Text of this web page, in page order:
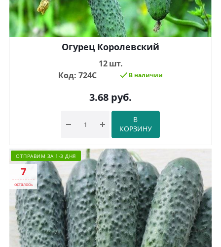
Огурец Королевский
12 шт.
Код: 724С
В наличии
3.68 руб.
В
КОРЗИНУ
ОТПРАВИМ ЗА 1-3 ДНЯ
7
осталось